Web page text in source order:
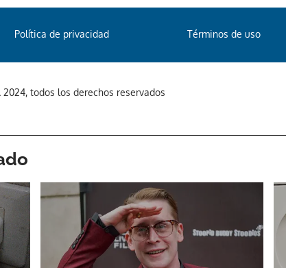
Política de privacidad Términos de uso
todos los derechos reservados